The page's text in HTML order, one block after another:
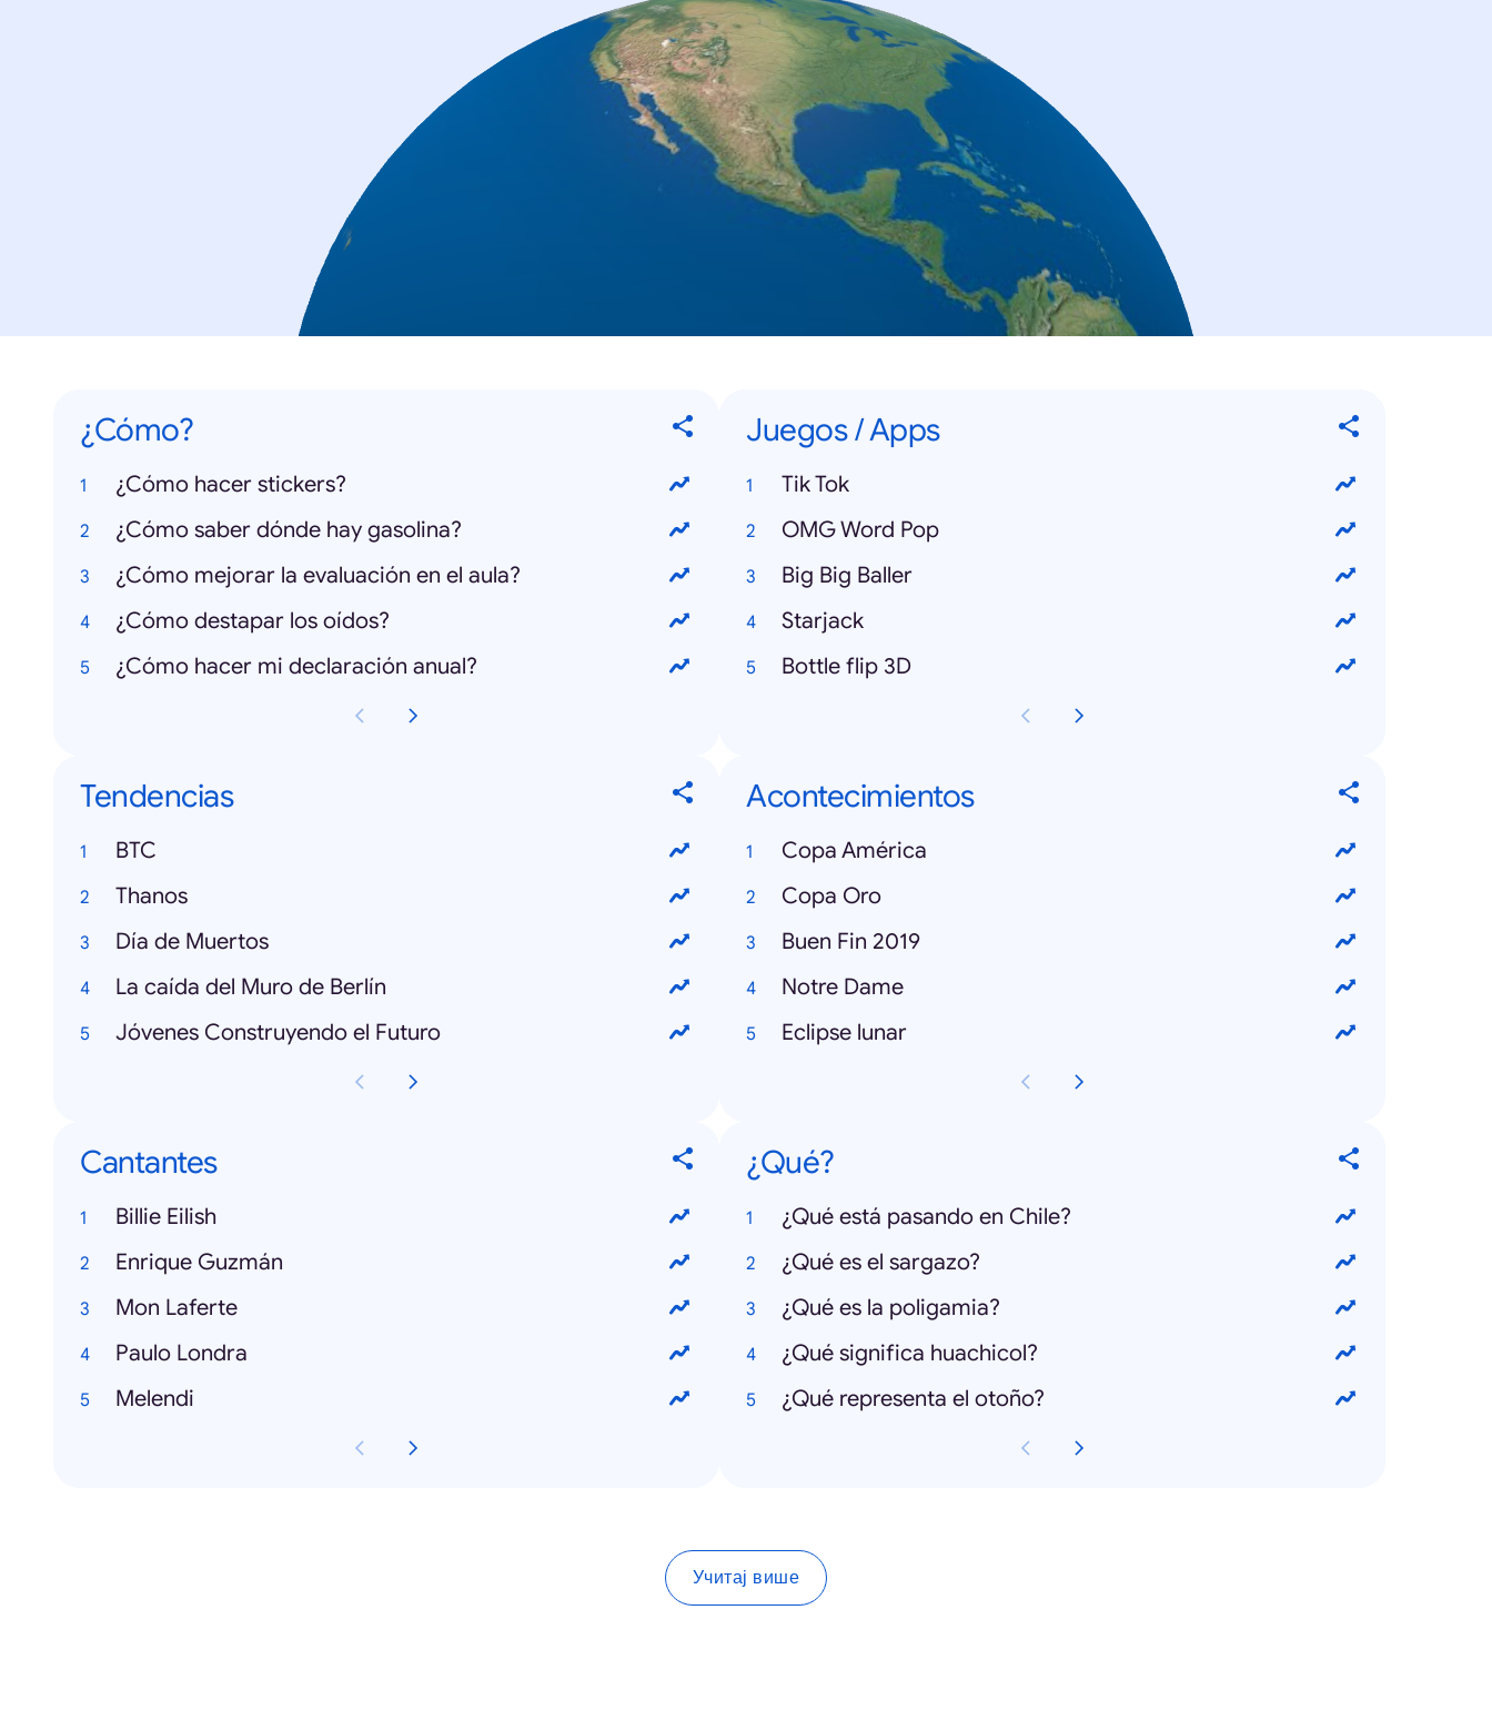
¿Cómo?
¿Cómo hacer stickers?
¿Cómo saber dónde hay gasolina?
¿Cómo mejorar la evaluación en el aula?
¿Cómo destapar los oídos?
¿Cómo hacer mi declaración anual?
Juegos / Apps
Tik Tok
OMG Word Pop
Big Big Baller
Starjack
Bottle flip 3D
Tendencias
BTC
Thanos
Día de Muertos
La caída del Muro de Berlín
Jóvenes Construyendo el Futuro
Acontecimientos
Copa América
Copa Oro
Buen Fin 2019
Notre Dame
Eclipse lunar
Cantantes
Billie Eilish
Enrique Guzmán
Mon Laferte
Paulo Londra
Melendi
¿Qué?
¿Qué está pasando en Chile?
¿Qué es el sargazo?
¿Qué es la poligamia?
¿Qué significa huachicol?
¿Qué representa el otoño?
Учитај више